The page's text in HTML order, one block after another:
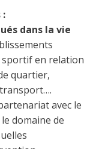
dans la vie
sportif en relation
quartier,
avec le
domaine de